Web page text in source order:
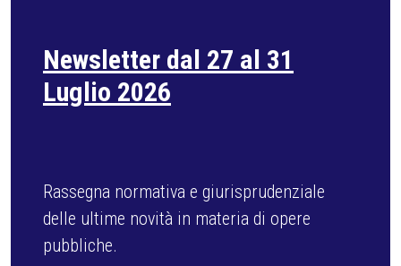
CURRICULA OPERAIO CON
PERCORSO FORMATIVO
CURRICULA